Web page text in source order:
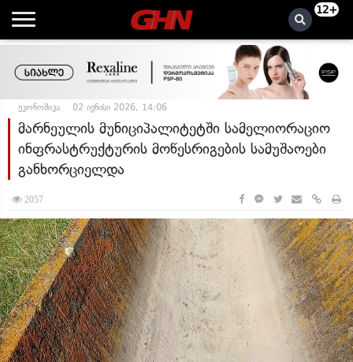
12+
ეკონომიკა 02 ივნისი 2026, 14:06
მარნეულის მუნიციპალიტეტში სამელიორაციო
ინფრასტრუქტურის მოწესრიგების სამუშაოები
განხორციელდა
2057